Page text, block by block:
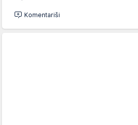
Komentariši